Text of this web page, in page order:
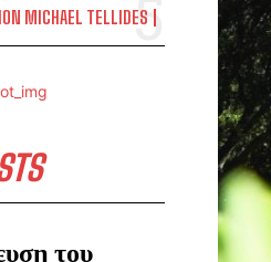
MICHAEL TELLIDES
του